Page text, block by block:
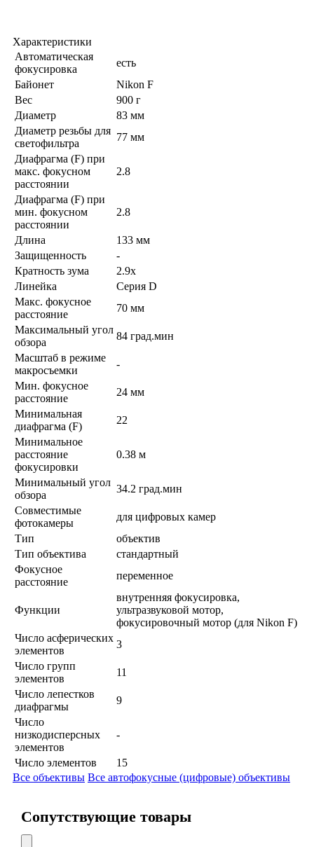
Характеристики
Автоматическая
фокусировка
есть
Байонет
Nikon F
Вес
900 г
Диаметр
83 мм
Диаметр резьбы для
светофильтра
77 мм
Диафрагма (F) при
макс. фокусном
расстоянии
2.8
Диафрагма (F) при
мин. фокусном
расстоянии
2.8
Длина
133 мм
Защищенность
-
Кратность зума
2.9x
Линейка
Серия D
Макс. фокусное
расстояние
70 мм
Максимальный угол
обзора
84 град.мин
Масштаб в режиме
макросъемки
-
Мин. фокусное
расстояние
24 мм
Минимальная
диафрагма (F)
22
Минимальное
расстояние
фокусировки
0.38 м
Минимальный угол
обзора
34.2 град.мин
Совместимые
фотокамеры
для цифровых камер
Тип
объектив
Тип объектива
стандартный
Фокусное
расстояние
переменное
Функции
внутренняя фокусировка,
ультразвуковой мотор,
фокусировочный мотор (для Nikon F)
Число асферических
элементов
3
Число групп
элементов
11
Число лепестков
диафрагмы
9
Число
низкодисперсных
элементов
-
Число элементов
15
Все объективы Все автофокусные (цифровые) объективы
Сопутствующие товары